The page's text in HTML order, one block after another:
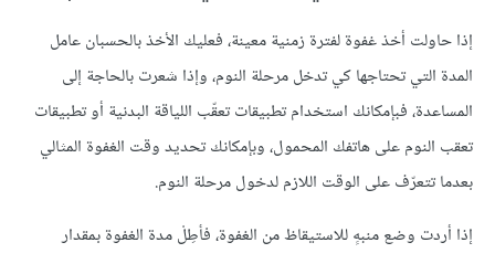
إذا حاولت أخذ غفوة لفترة زمنية معينة، فعليك الأخذ بالحسبان عامل
المدة التي تحتاجها كي تدخل مرحلة النوم، وإذا شعرت بالحاجة إلى
المساعدة، فبإمكانك استخدام تطبيقات تعقّب اللياقة البدنية أو تطبيقات
تعقب النوم على هاتفك المحمول، وبإمكانك تحديد وقت الغفوة المثالي
بعدما تتعرّف على الوقت اللازم لدخول مرحلة النوم.
إذا أردت وضع منبهٍ للاستيقاظ من الغفوة، فأطِلْ مدة الغفوة بمقدار